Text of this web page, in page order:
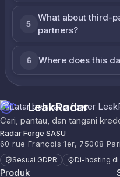
5
What about third-
partners?
6 Where does this
LeakRadar
Cari, pantau, dan tangani
Radar Forge SASU
60 rue François 1er, 75008
Sesuai GDPR Di-hosting di
Produk